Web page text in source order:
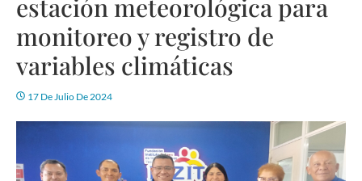
estación meteorológica para
monitoreo y registro de
variables climáticas
17 De Julio De 2024